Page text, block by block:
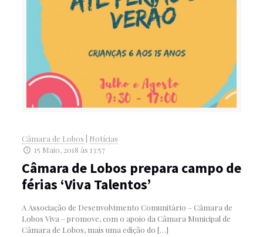
Câmara de Lobos
Notícias
15 Maio, 2018 às 13:57
Câmara de Lobos prepara campo de
férias ‘Viva Talentos’
A Associação de Desenvolvimento Comunitário – Câmara de
Lobos Viva – promove, com o apoio da Câmara Municipal de
Câmara de Lobos, mais uma edição do […]